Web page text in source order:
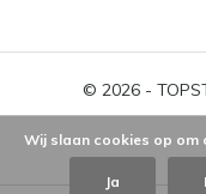
© 2026 -
Wij slaan cookies op om
Ja